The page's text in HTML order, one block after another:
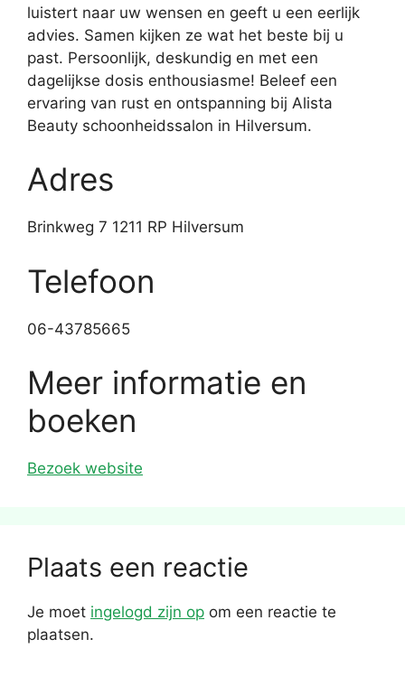
luistert naar uw wensen en geeft u een eerlijk
advies. Samen kijken ze wat het beste bij u
past. Persoonlijk, deskundig en met een
dagelijkse dosis enthousiasme! Beleef een
ervaring van rust en ontspanning bij Alista
Beauty schoonheidssalon in Hilversum.
Adres
Brinkweg 7 1211 RP Hilversum
Telefoon
06-43785665
Meer informatie en
boeken
Bezoek website
Plaats een reactie
Je moet ingelogd zijn op om een reactie te
plaatsen.